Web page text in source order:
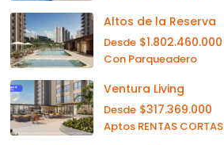
Altos de la Reserva
Desde $1.802.460.000
Con Parqueadero
Ventura Living
Desde $317.369.000
Aptos RENTAS CORTAS